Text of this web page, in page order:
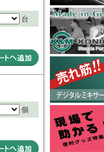
台
個